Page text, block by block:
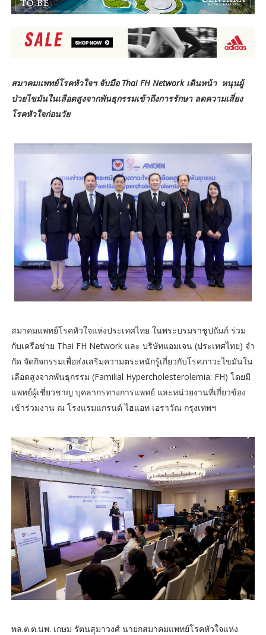
สมาคมแพทย์โรคหัวใจฯ จับมือ Thai FH Network เดินหน้า หนุนผู้
ป่วยไขมันในเลือดสูงจากพันธุกรรมเข้าถึงการรักษา ลดความเสี่ยง
โรคหัวใจก่อนวัย
สมาคมแพทย์โรคหัวใจแห่งประเทศไทย ในพระบรมราชูปถัมภ์ ร่วม
กับเครือข่าย Thai FH Network และ บริษัทแอมเจน (ประเทศไทย) จํา
กัด จัดกิจกรรมเพื่อส่งเสริมความตระหนักรู้เกี่ยวกับโรคภาวะไขมันใน
เลือดสูงจากพันธุกรรม (Familial Hypercholesterolemia: FH) โดยมี
แพทย์ผู้เชี่ยวชาญ บุคลากรทางการแพทย์ และหน่วยงานที่เกี่ยวข้อง
เข้าร่วมงาน ณ โรงแรมแกรนด์ ไฮแอท เอราวัณ กรุงเทพฯ
พล.ต.ต.นพ. เกษม รัตนสุมาวงศ์ นายกสมาคมแพทย์โรคหัวใจแห่ง